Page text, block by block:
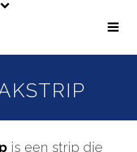
is een strip die